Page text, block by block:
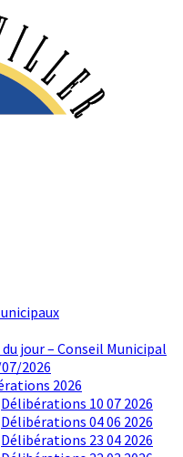
jour – Conseil Municipal
2026
2026
Délibérations 10 07 2026
Délibérations 04 06 2026
Délibérations 23 04 2026